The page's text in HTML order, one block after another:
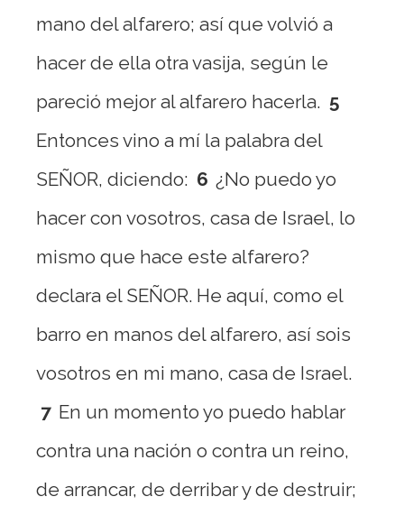
mano del alfarero; así que volvió a
hacer de ella otra vasija, según le
pareció mejor al alfarero hacerla. 5
Entonces vino a mí la palabra del
SEÑOR, diciendo: 6 ¿No puedo yo
hacer con vosotros, casa de Israel, lo
mismo que hace este alfarero?
declara el SEÑOR. He aquí, como el
barro en manos del alfarero, así sois
vosotros en mi mano, casa de Israel.
7 En un momento yo puedo hablar
contra una nación o contra un reino,
de arrancar, de derribar y de destruir;